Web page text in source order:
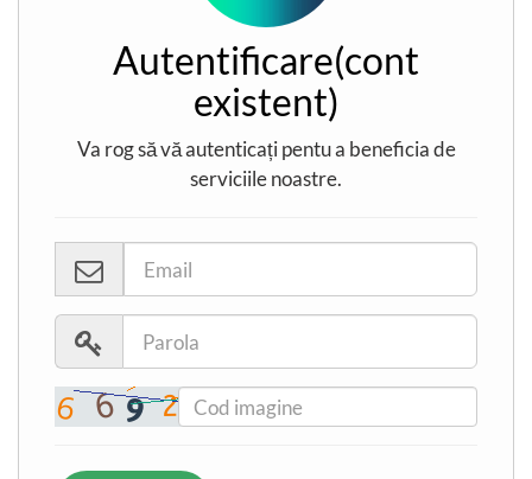
Autentificare(cont
existent)
Va rog să vă autenticați pentu a beneficia de
serviciile noastre.